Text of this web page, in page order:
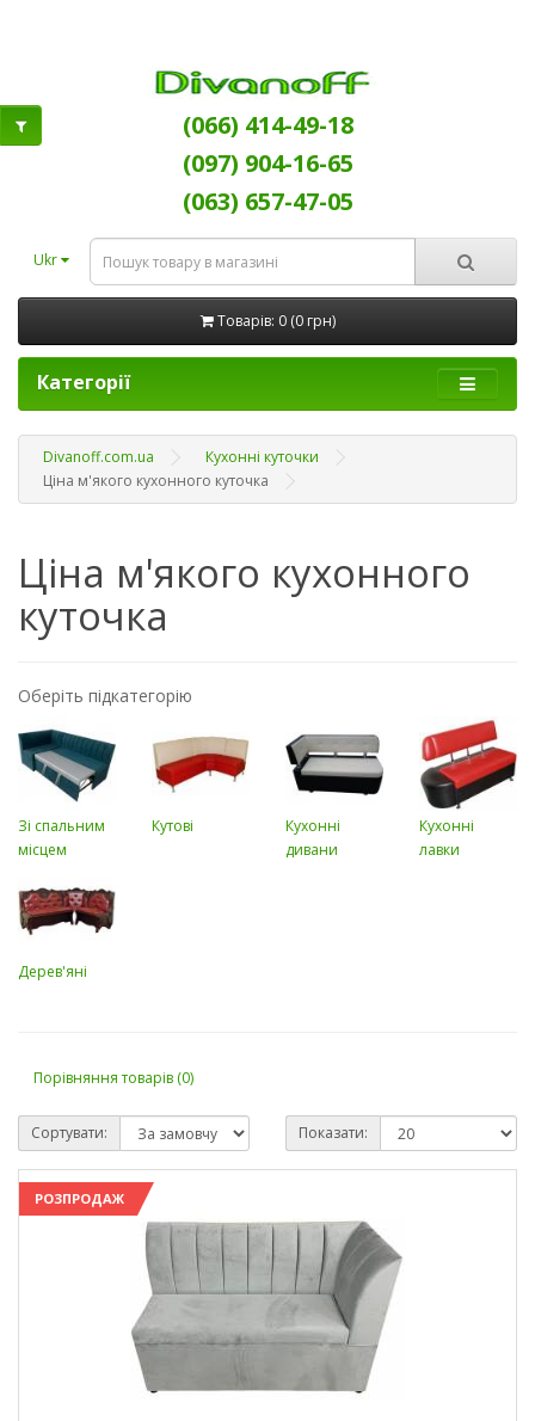
(066) 414-49-18
(097) 904-16-65
(063) 657-47-05
Ukr
Товарів: 0 (0 грн)
Категорії
Divanoff.com.ua
Кухонні куточки
Ціна м'якого кухонного куточка
Ціна м'якого кухонного
куточка
Оберіть підкатегорію
Зі спальним
місцем
Кутові
Кухонні
дивани
Кухонні
лавки
Дерев'яні
Порівняння товарів (0)
Сортувати: Показати:
РОЗПРОДАЖ